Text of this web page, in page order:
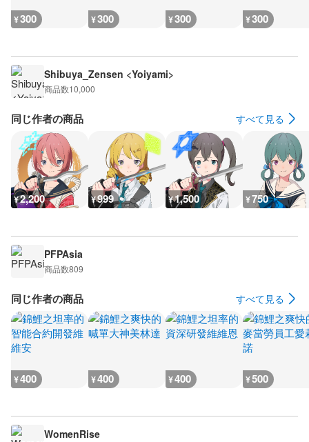
¥300 ¥300 ¥300 ¥300
Shibuya_Zensen <Yoiyami>
商品数10,000
同じ作者の商品 すべて見る
¥2,200 ¥999 ¥1,500 ¥750
PFPAsia
商品数809
同じ作者の商品 すべて見る
¥400 ¥400 ¥400 ¥500
WomenRise